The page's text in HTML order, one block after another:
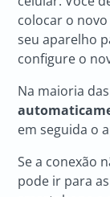
colocar o
seu aparelho
configure o
Na maioria
em seguida o
Se a conexão
pode ir para